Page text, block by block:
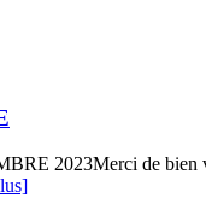
2023Merci de bien